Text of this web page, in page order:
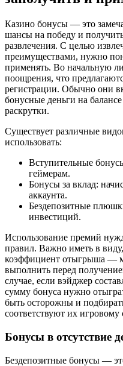
Казино бонусы — это
шансы на победу и
развлечения. С целью
преимуществами, нужно
применять. Во начальную
поощрения, что
регистрации. Обычно они
бонусные деньги на
раскрутки.
Существует различные
использовать:
Вступительные
геймерам.
Бонусы за вклад:
аккаунта.
Бездепозитные
инвестиций.
Использование премий
правил. Важно иметь в
коэффициент отыгрыша —
выполнить перед
случае, если вэйджер
сумму бонуса нужно
быть осторожны и
соответствуют их
Бонусы в отсутствие
Бездепозитные бонусы —